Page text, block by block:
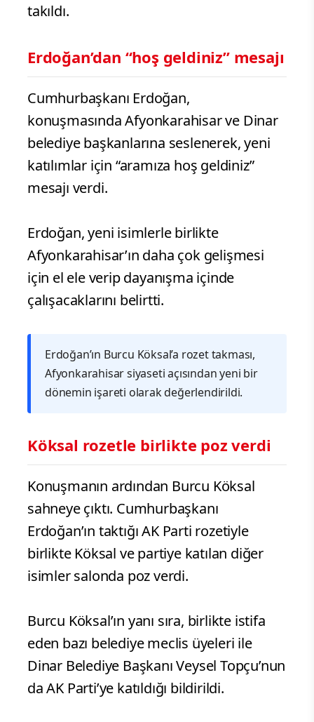
takıldı.
Erdoğan’dan “hoş geldiniz” mesajı
Cumhurbaşkanı Erdoğan,
konuşmasında Afyonkarahisar ve Dinar
belediye başkanlarına seslenerek, yeni
katılımlar için “aramıza hoş geldiniz”
mesajı verdi.
Erdoğan, yeni isimlerle birlikte
Afyonkarahisar’ın daha çok gelişmesi
için el ele verip dayanışma içinde
çalışacaklarını belirtti.
Erdoğan’ın Burcu Köksal’a rozet takması,
Afyonkarahisar siyaseti açısından yeni bir
dönemin işareti olarak değerlendirildi.
Köksal rozetle birlikte poz verdi
Konuşmanın ardından Burcu Köksal
sahneye çıktı. Cumhurbaşkanı
Erdoğan’ın taktığı AK Parti rozetiyle
birlikte Köksal ve partiye katılan diğer
isimler salonda poz verdi.
Burcu Köksal’ın yanı sıra, birlikte istifa
eden bazı belediye meclis üyeleri ile
Dinar Belediye Başkanı Veysel Topçu’nun
da AK Parti’ye katıldığı bildirildi.